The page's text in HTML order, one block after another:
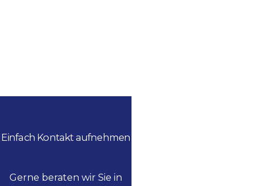
Einfach Kontakt aufnehmen
Gerne beraten wir Sie in